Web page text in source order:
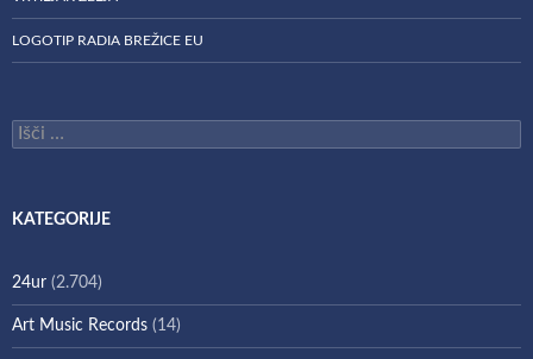
LOGOTIP RADIA BREŽICE EU
Išči:
KATEGORIJE
24ur (2.704)
Art Music Records (14)